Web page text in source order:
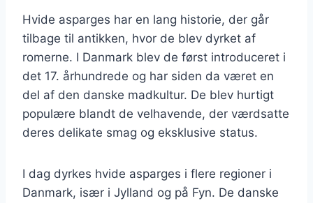
Hvide asparges har en lang historie, der går
tilbage til antikken, hvor de blev dyrket af
romerne. I Danmark blev de først introduceret i
det 17. århundrede og har siden da været en
del af den danske madkultur. De blev hurtigt
populære blandt de velhavende, der værdsatte
deres delikate smag og eksklusive status.
I dag dyrkes hvide asparges i flere regioner i
Danmark, især i Jylland og på Fyn. De danske